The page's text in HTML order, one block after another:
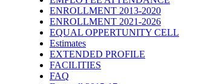
ENROLLMENT 2013-2020
ENROLLMENT 2021-2026
EQUAL OPPERTUNITY CELL
Estimates
EXTENDED PROFILE
FACILITIES
FAQ